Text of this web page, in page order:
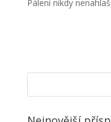
Pálení nikdy